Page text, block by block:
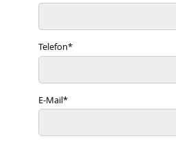
Telefon*
E-Mail*